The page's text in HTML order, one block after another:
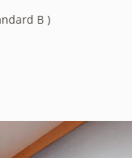
B )